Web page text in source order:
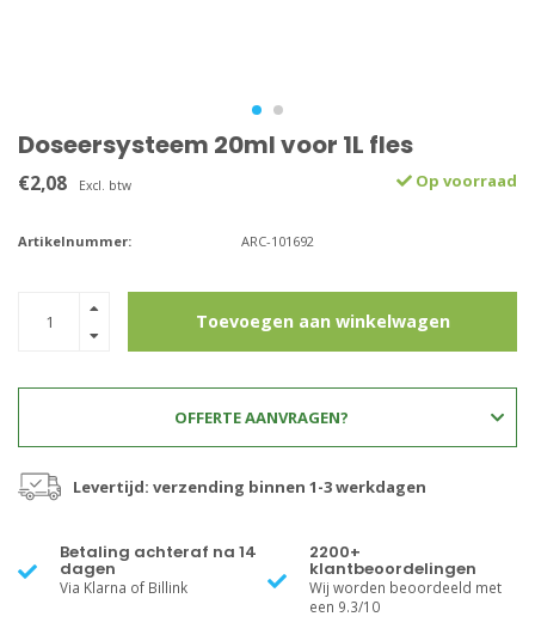
Doseersysteem 20ml voor 1L fles
€2,08 Excl. btw Op voorraad
Artikelnummer: ARC-101692
Toevoegen aan winkelwagen
OFFERTE AANVRAGEN?
Levertijd: verzending binnen 1-3 werkdagen
Betaling achteraf na 14
dagen
Via Klarna of Billink
2200+
klantbeoordelingen
Wij worden beoordeeld met
een 9.3/10